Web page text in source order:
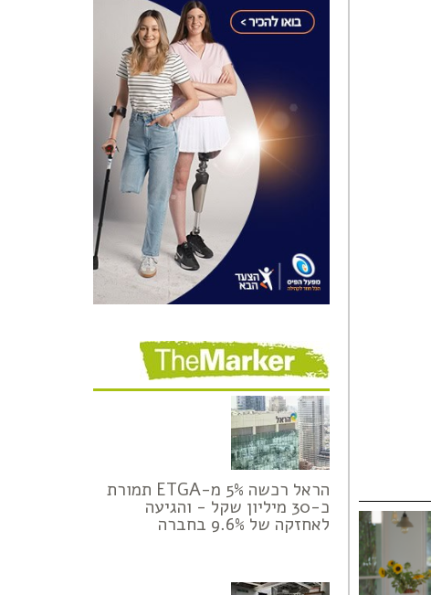
הראל רכשה 5% מ-ETGA תמורת
כ-30 מיליון שקל - והגיעה
לאחזקה של 9.6% בחברה